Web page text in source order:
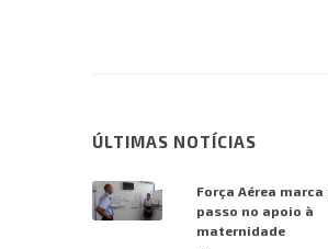
ÚLTIMAS NOTÍCIAS
Força Aérea
passo no apoio à
maternidade